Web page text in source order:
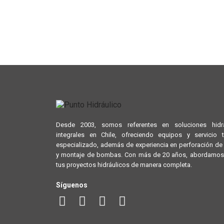
Desde 2003, somos referentes en soluciones
integrales en Chile, ofreciendo equipos y servicio
especializado, además de experiencia en perforación
y montaje de bombas. Con más de 20 años,
tus proyectos hidráulicos de manera completa.
Síguenos